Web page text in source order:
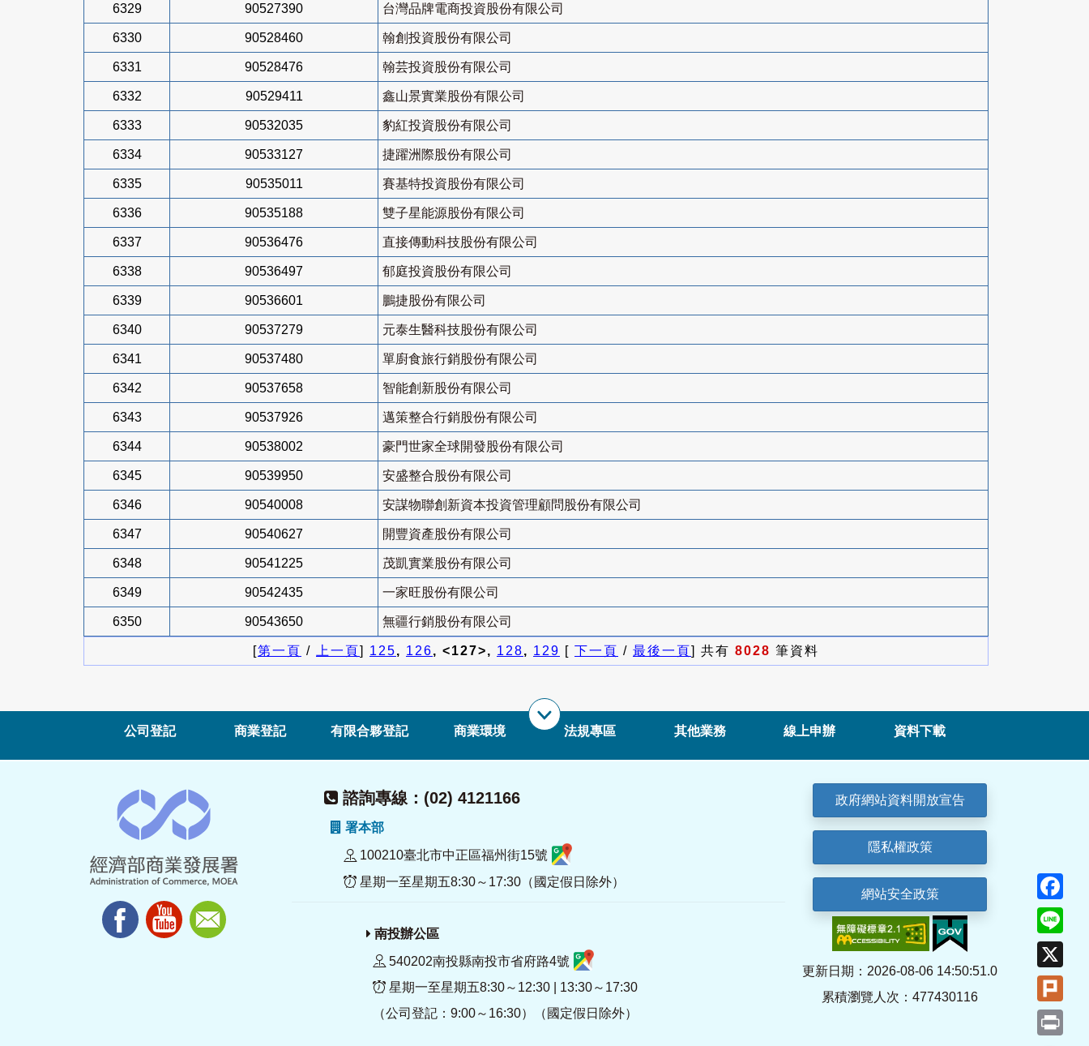
6329 90527390 台灣品牌電商投資股份有限公司
6330 90528460 翰創投資股份有限公司
6331 90528476 翰芸投資股份有限公司
6332 90529411 鑫山景實業股份有限公司
6333 90532035 豹紅投資股份有限公司
6334 90533127 捷躍洲際股份有限公司
6335 90535011 賽基特投資股份有限公司
6336 90535188 雙子星能源股份有限公司
6337 90536476 直接傳動科技股份有限公司
6338 90536497 郁庭投資股份有限公司
6339 90536601 鵬捷股份有限公司
6340 90537279 元泰生醫科技股份有限公司
6341 90537480 單廚食旅行銷股份有限公司
6342 90537658 智能創新股份有限公司
6343 90537926 邁策整合行銷股份有限公司
6344 90538002 豪門世家全球開發股份有限公司
6345 90539950 安盛整合股份有限公司
6346 90540008 安謀物聯創新資本投資管理顧問股份有限公司
6347 90540627 開豐資產股份有限公司
6348 90541225 茂凱實業股份有限公司
6349 90542435 一家旺股份有限公司
6350 90543650 無疆行銷股份有限公司
[第一頁 / 上一頁] 125, 126, <127>, 128, 129 [ 下一頁 / 最後一頁] 共有 8028 筆資料
公司登記 商業登記 有限合夥登記 商業環境 法規專區 其他業務 線上申辦 資料下載
諮詢專線：(02) 4121166
署本部
100210臺北市中正區福州街15號
星期一至星期五8:30～17:30（國定假日除外）
南投辦公區
540202南投縣南投市省府路4號
星期一至星期五8:30～12:30 | 13:30～17:30
（公司登記：9:00～16:30）（國定假日除外）
政府網站資料開放宣告
隱私權政策
網站安全政策
更新日期：2026-08-06 14:50:51.0
累積瀏覽人次：477430116